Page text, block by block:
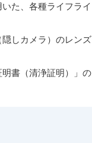
た、各種ライフライ
しカメラ）のレンズ
書（清浄証明）」の